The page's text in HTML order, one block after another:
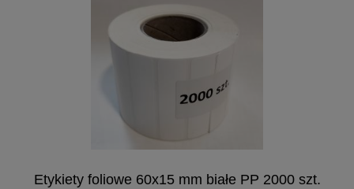
Etykiety foliowe 60x15 mm białe PP 2000 szt.